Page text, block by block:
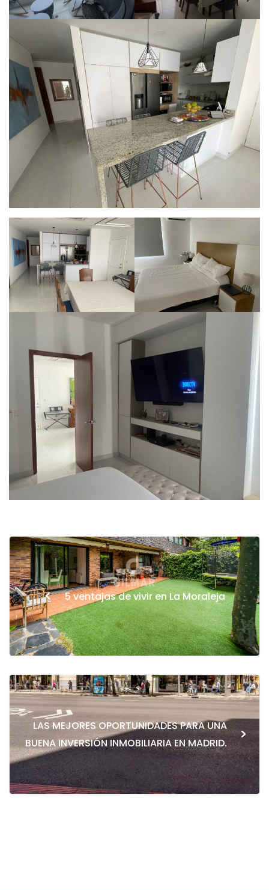
< 5 ventajas de vivir en La Moraleja
LAS MEJORES OPORTUNIDADES PARA UNA
BUENA INVERSIÓN INMOBILIARIA EN MADRID.
>